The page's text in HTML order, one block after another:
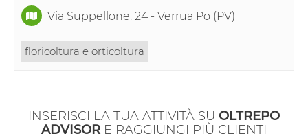
Via Suppellone, 24 - Verrua Po (PV)
floricoltura e orticoltura
INSERISCI LA TUA ATTIVITÀ SU OLTREPO
ADVISOR E RAGGIUNGI PIÙ CLIENTI